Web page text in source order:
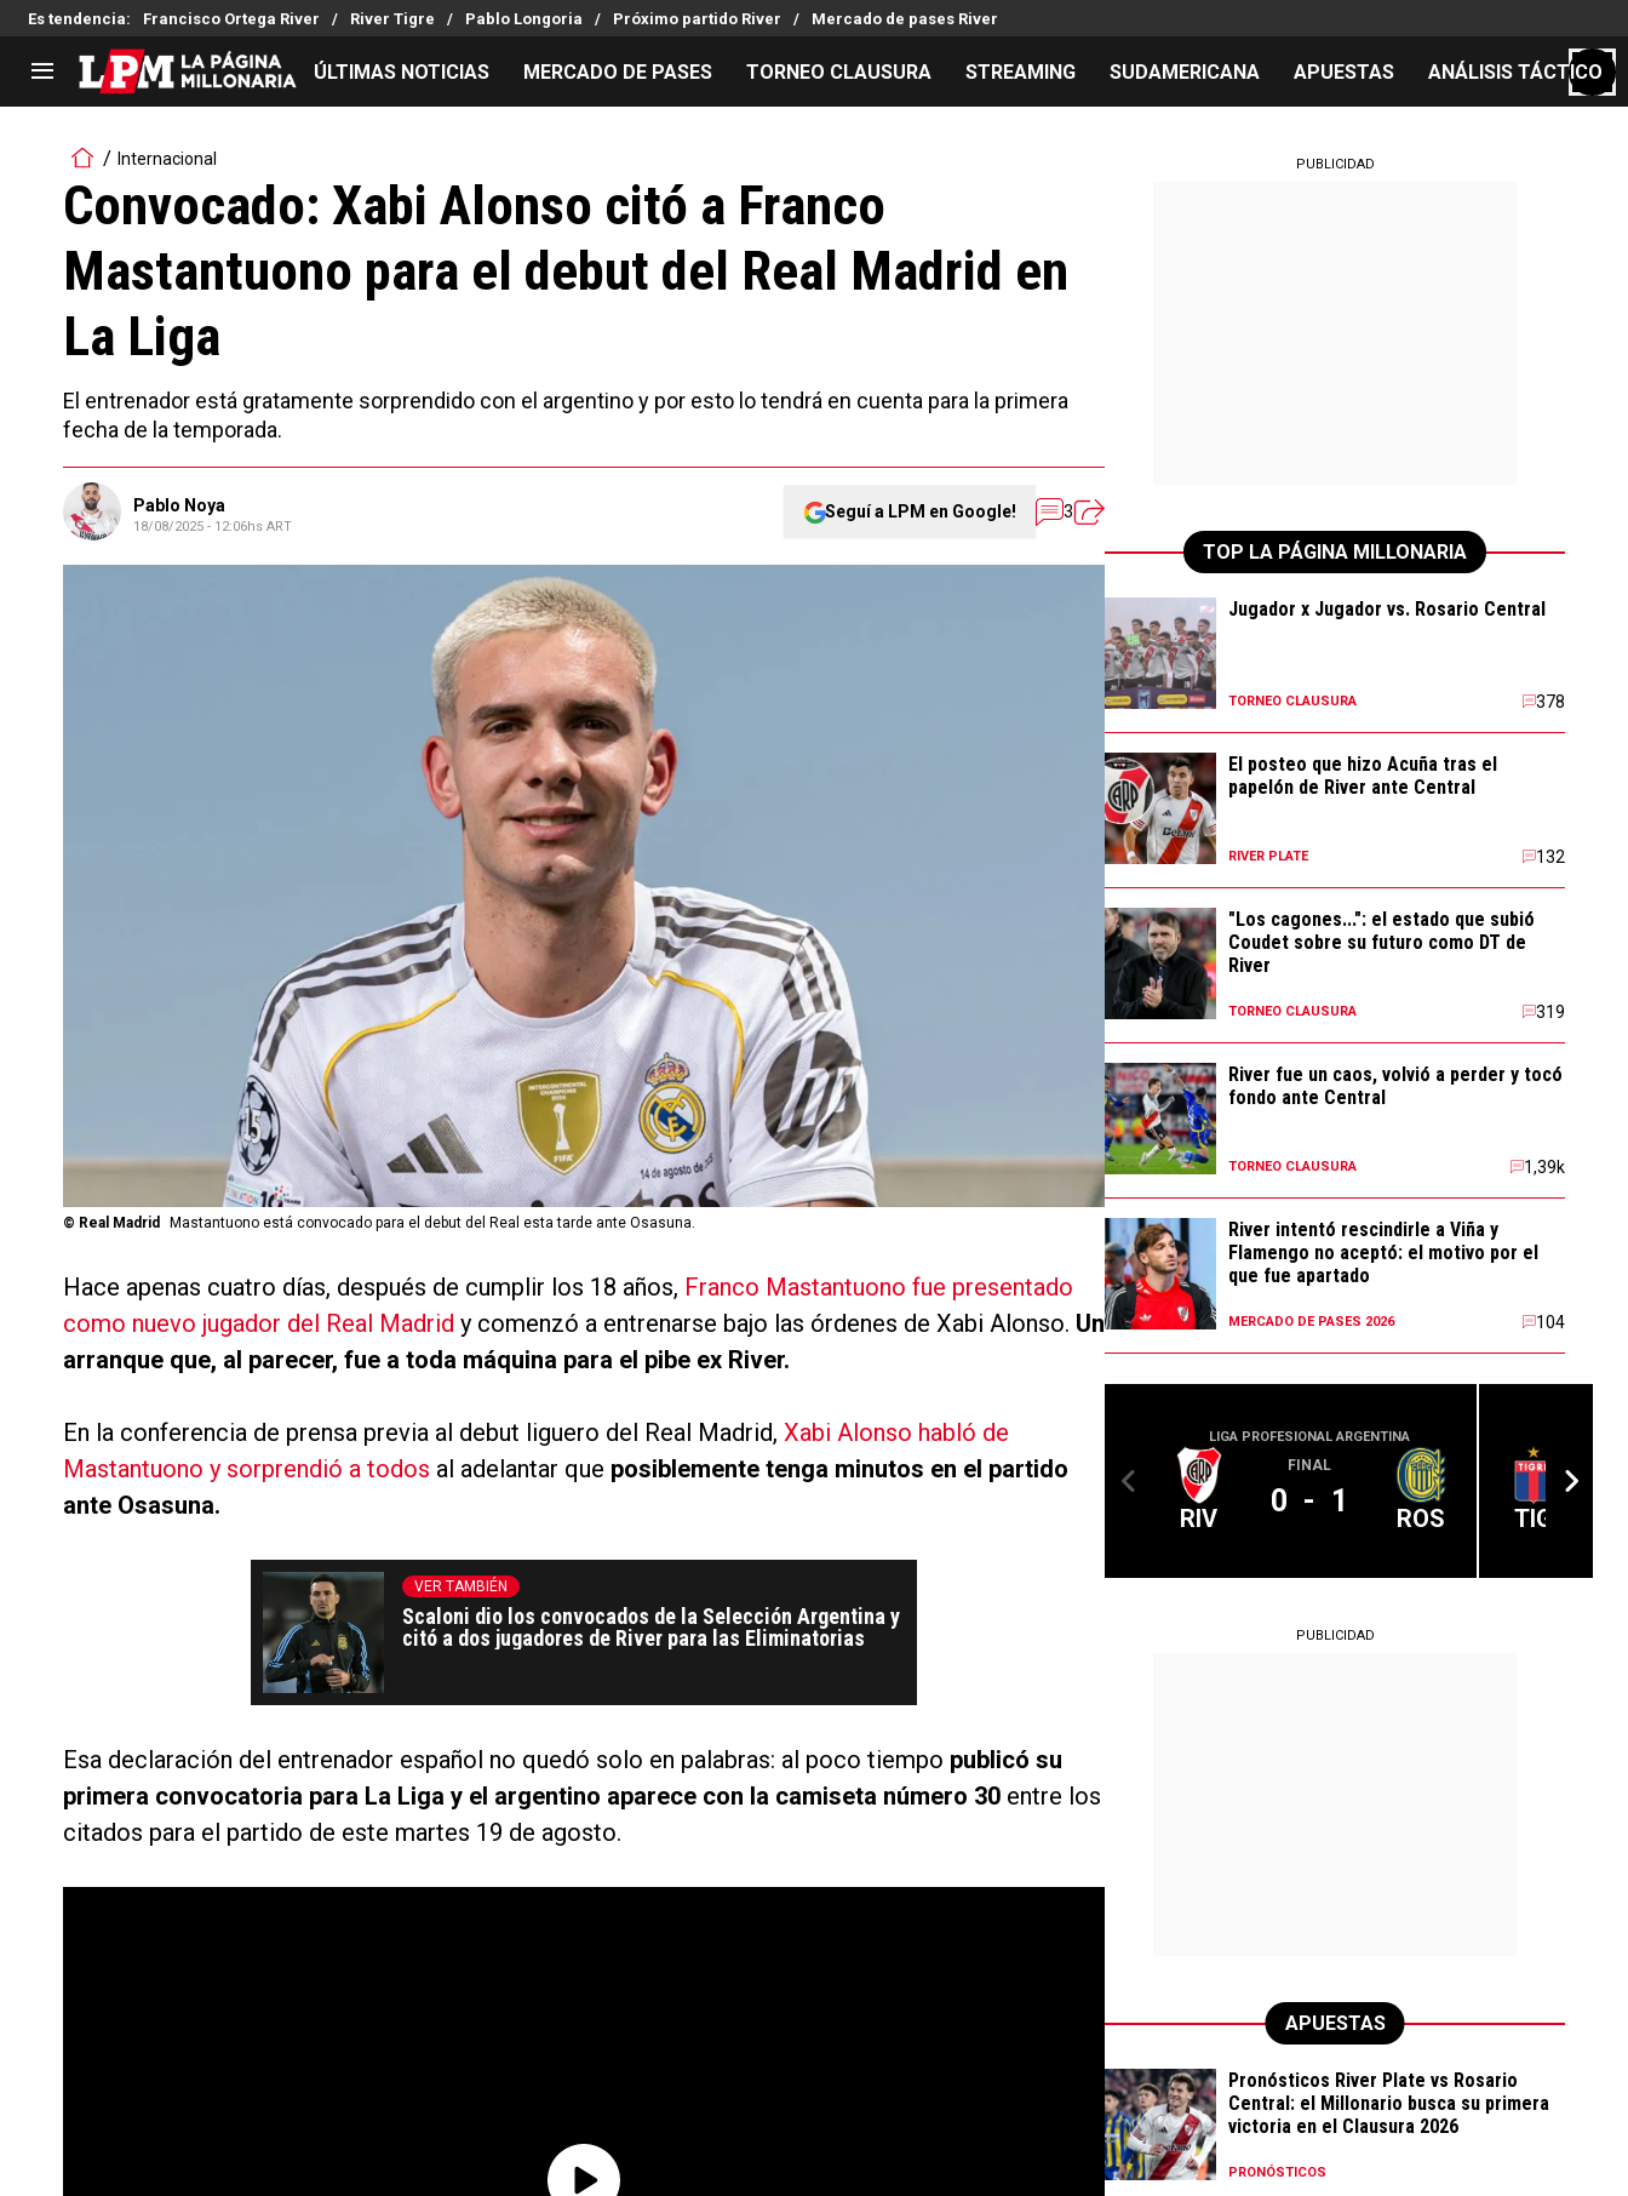
Es tendencia: Francisco Ortega River River Tigre Pablo Longoria Próximo partido River Mercado de pases River
LIGA PROFESIONAL
Noticias
Tabla de posiciones
Fixture
Reserva
Copa Sudamericana
Copa Argentina
Mercado de Pases
Análisis tácticos
Juanfer Quintero
Chacho Coudet
Streaming
Entradas
Hinchas
Los goles de River
Códigos
Pronósticos
ÚLTIMAS NOTICIAS MERCADO DE PASES TORNEO CLAUSURA STREAMING SUDAMERICANA APUESTAS ANÁLISIS TÁCTICO
Internacional
Convocado: Xabi Alonso citó a Franco
Mastantuono para el debut del Real Madrid en
La Liga
El entrenador está gratamente sorprendido con el argentino y por esto lo tendrá en cuenta para la primera
fecha de la temporada.
Pablo Noya
18/08/2025 - 12:06hs ART
Seguí a LPM en Google! 3
© Real Madrid Mastantuono está convocado para el debut del Real esta tarde ante Osasuna.
Hace apenas cuatro días, después de cumplir los 18 años, Franco Mastantuono fue presentado
como nuevo jugador del Real Madrid y comenzó a entrenarse bajo las órdenes de Xabi Alonso. Un
arranque que, al parecer, fue a toda máquina para el pibe ex River.
En la conferencia de prensa previa al debut liguero del Real Madrid, Xabi Alonso habló de
Mastantuono y sorprendió a todos al adelantar que posiblemente tenga minutos en el partido
ante Osasuna.
VER TAMBIÉN
Scaloni dio los convocados de la Selección Argentina y
citó a dos jugadores de River para las Eliminatorias
Esa declaración del entrenador español no quedó solo en palabras: al poco tiempo publicó su
primera convocatoria para La Liga y el argentino aparece con la camiseta número 30 entre los
citados para el partido de este martes 19 de agosto.
PUBLICIDAD
TOP LA PÁGINA MILLONARIA
Jugador x Jugador vs. Rosario Central
TORNEO CLAUSURA 378
El posteo que hizo Acuña tras el
papelón de River ante Central
RIVER PLATE 132
"Los cagones...": el estado que subió
Coudet sobre su futuro como DT de
River
TORNEO CLAUSURA 319
River fue un caos, volvió a perder y tocó
fondo ante Central
TORNEO CLAUSURA 1,39k
River intentó rescindirle a Viña y
Flamengo no aceptó: el motivo por el
que fue apartado
MERCADO DE PASES 2026 104
LIGA PROFESIONAL ARGENTINA
RIV
FINAL
0 - 1 ROS TIG
PUBLICIDAD
APUESTAS
Pronósticos River Plate vs Rosario
Central: el Millonario busca su primera
victoria en el Clausura 2026
PRONÓSTICOS